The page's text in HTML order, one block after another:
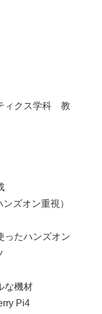
ィクス学科 教
ズオン重視）
ったハンズオン
な機材
Pi4